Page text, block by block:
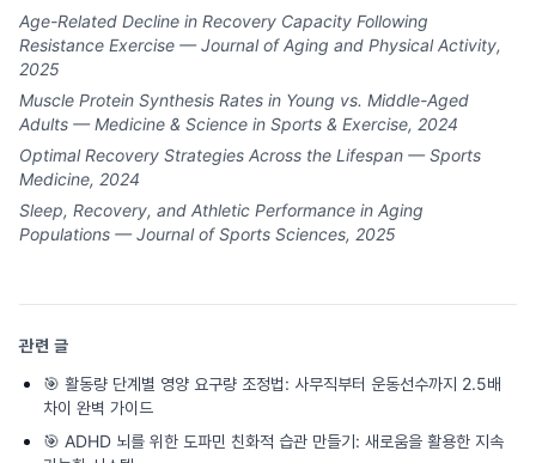
Age-Related Decline in Recovery Capacity Following
Resistance Exercise — Journal of Aging and Physical Activity,
2025
Muscle Protein Synthesis Rates in Young vs. Middle-Aged
Adults — Medicine & Science in Sports & Exercise, 2024
Optimal Recovery Strategies Across the Lifespan — Sports
Medicine, 2024
Sleep, Recovery, and Athletic Performance in Aging
Populations — Journal of Sports Sciences, 2025
관련 글
🎯 활동량 단계별 영양 요구량 조정법: 사무직부터 운동선수까지 2.5배
차이 완벽 가이드
🎯 ADHD 뇌를 위한 도파민 친화적 습관 만들기: 새로움을 활용한 지속